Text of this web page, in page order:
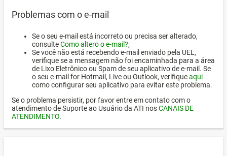
Problemas com o e-mail
Se o seu e-mail está incorreto ou precisa ser alterado,
consulteComo altero o e-mail?;
Se você não está recebendo e-mail enviado pela UEL,
verifique se a mensagem não foi encaminhada para a área
de Lixo Eletrônico ou Spam de seu aplicativo de e-mail. Se
o seu e-mail for Hotmail, Live ou Outlook, verifiqueaqui
como configurar seu aplicativo para evitar este problema.
Se o problema persistir, por favor entre em contato com o
atendimento de Suporte ao Usuário da ATI nosCANAIS DE
ATENDIMENTO.